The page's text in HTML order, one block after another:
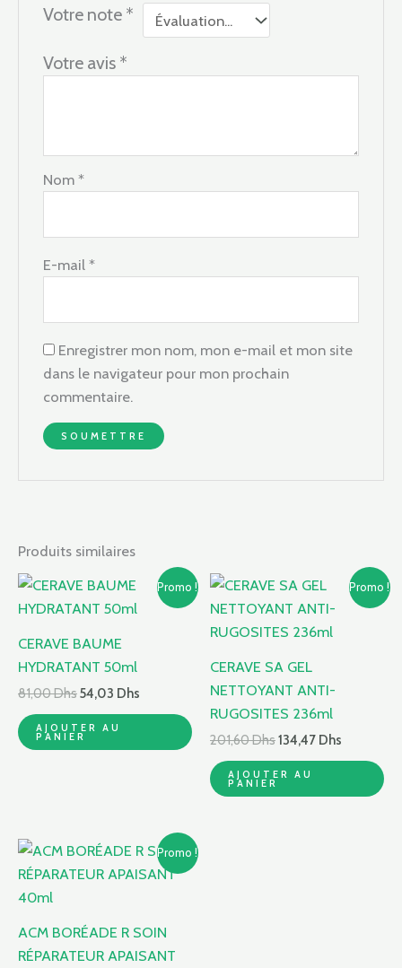
Votre note *
Votre avis *
Nom*
E-mail*
Enregistrer mon nom, mon e-mail et mon site
dans le navigateur pour mon prochain
commentaire.
Produits similaires
Promo !
CERAVE BAUME
HYDRATANT 50ml
81,00Dhs
Le
initial
81,00 Dhs.
54,03 Dhs
prix
AJOUTER AU
PANIER
Promo !
CERAVE SA GEL
NETTOYANT ANTI-
RUGOSITES 236ml
201,60Dhs
Le
initial
était :
134,47 Dhs
Le
prix
AJOUTER AU
PANIER
Promo !
ACM BORÉADE R SOIN
RÉPARATEUR APAISANT
Le
initial
Le
prix
actuel